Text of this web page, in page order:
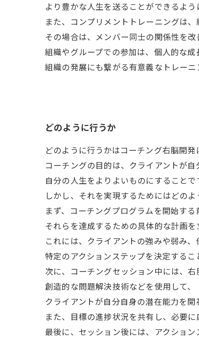
より豊かな人生を送ることができるよう
また、コンプリメントトレーニングは
その場合は、メンバー同士の関係性を
組織やグループでの参加は、個人的な成
組織の発展にも繋がる有意義なトレーニ
どのように行うか
どのように行うかはコーチング右脳開発
コーチングの目的は、クライアントが
自分の人生をよりよいものにすることで
しかし、それを実現するためにはどの
まず、コーチングプログラムを開始す
それらを達成するための具体的な計画を
これには、クライアントの強みや弱み
特定のアクションステップを決定するこ
次に、コーチングセッション中には、右
創造的な問題解決技術などを使用して、
クライアントが自分自身の潜在能力を開
また、目標の進捗状況を共有し、必要に
最後に、セッション後には、アクショ